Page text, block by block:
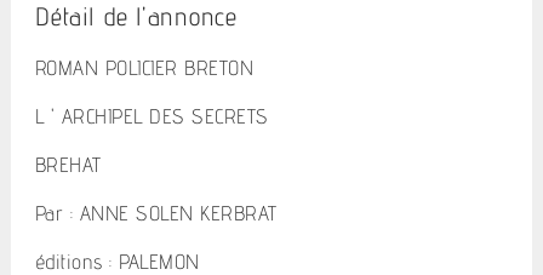
Détail de l'annonce
ROMAN POLICIER BRETON
L ' ARCHIPEL DES SECRETS
BREHAT
Par : ANNE SOLEN KERBRAT
éditions : PALEMON